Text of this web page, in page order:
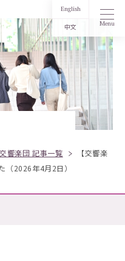
English
中文 Menu
交響楽団 記事一覧
【交響楽
（2026年4月2日）